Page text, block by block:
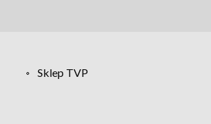
Sklep TVP